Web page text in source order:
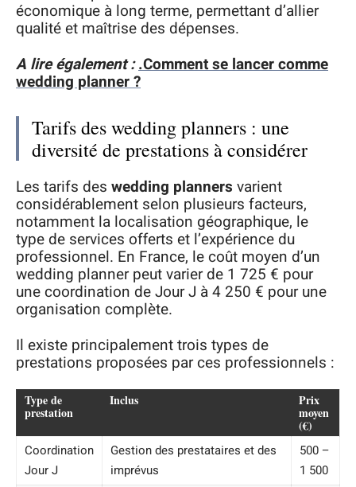
économique à long terme, permettant d’allier
qualité et maîtrise des dépenses.
A lire également : .Comment se lancer comme
wedding planner ?
Tarifs des wedding planners : une
diversité de prestations à considérer
Les tarifs des wedding planners varient
considérablement selon plusieurs facteurs,
notamment la localisation géographique, le
type de services offerts et l’expérience du
professionnel. En France, le coût moyen d’un
wedding planner peut varier de 1 725 € pour
une coordination de Jour J à 4 250 € pour une
organisation complète.
Il existe principalement trois types de
prestations proposées par ces professionnels :
Type de
prestation
Inclus Prix
moyen
(€)
Coordination
Jour J
Gestion des prestataires et des
imprévus
500 –
1 500